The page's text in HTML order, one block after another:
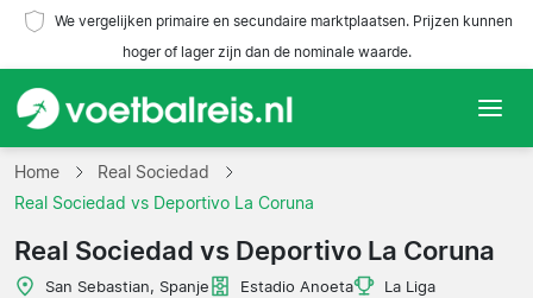
We vergelijken primaire en secundaire marktplaatsen. Prijzen kunnen
hoger of lager zijn dan de nominale waarde.
Home
Competities
Home
Real Sociedad
Real Sociedad vs Deportivo La Coruna
Real Sociedad vs Deportivo La Coruna
San Sebastian, Spanje Estadio Anoeta
La Liga